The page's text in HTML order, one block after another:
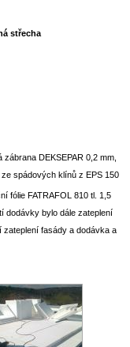
střecha
DEKSEPAR 0,2 mm,
spádových klínů z EPS 150
fólie FATRAFOL 810 tl. 1,5
dodávky bylo dále zateplení
fasády a dodávka a